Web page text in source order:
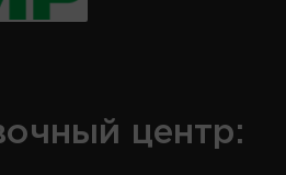
центр: